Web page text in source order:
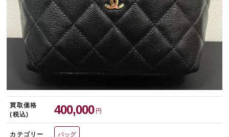
買取価格
(税込)
400,000 円
カテゴリー バッグ